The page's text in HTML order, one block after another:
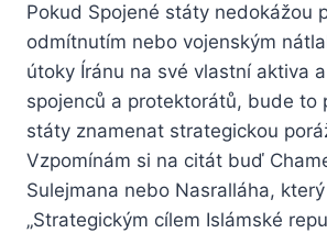
Pokud Spojené státy nedokážou
odmítnutím nebo vojenským
útoky Íránu na své vlastní aktiva
spojenců a protektorátů, bude to
státy znamenat strategickou
Vzpomínám si na citát buď
Sulejmana nebo Nasralláha,
„Strategickým cílem Islámské